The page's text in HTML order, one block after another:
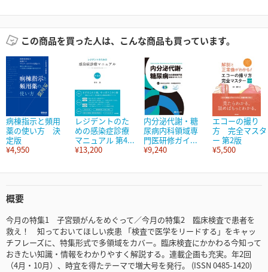
この商品を買った人は、こんな商品も買っています。
病棟指示と頻用
薬の使い方 決
定版
¥4,950
レジデントのた
めの感染症診療
マニュアル 第4...
¥13,200
内分泌代謝・糖
尿病内科領域専
門医研修ガイ...
¥9,240
エコーの撮り
方 完全マスタ
ー 第2版
¥5,500
概要
今月の特集1 子宮頸がんをめぐって／今月の特集2 臨床検査で患者を
救え！ 知っておいてほしい疾患 「検査で医学をリードする」をキャッ
チフレーズに、特集形式で多領域をカバー。臨床検査にかかわる今知って
おきたい知識・情報をわかりやすく解説する。連載企画も充実。年2回
（4月・10月）、時宜を得たテーマで増大号を発行。 (ISSN 0485-1420)